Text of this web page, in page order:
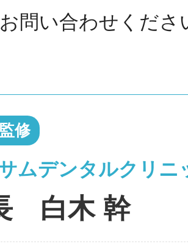
問い合わせくださ
修
ムデンタルクリニ
白木 幹